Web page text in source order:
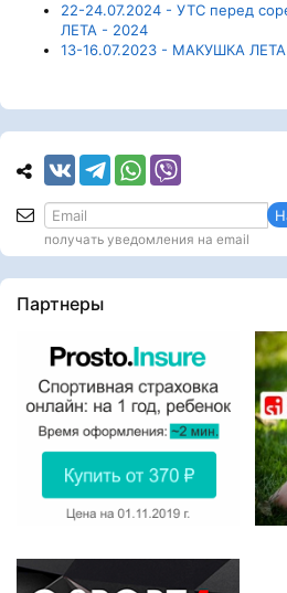
22-24.07.2024 - УТС перед
ЛЕТА - 2024
13-16.07.2023 - МАКУШКА
получать уведомления на email
Партнеры